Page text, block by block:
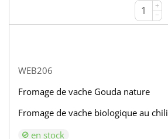
+
−
WEB206
Fromage de vache Gouda nature
Fromage de vache biologique au chili
en stock